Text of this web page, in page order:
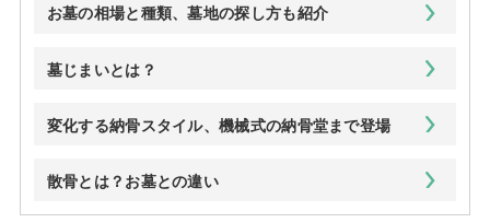
お墓の相場と種類、墓地の探し方も紹介
墓じまいとは？
変化する納骨スタイル、機械式の納骨堂まで登場
散骨とは？お墓との違い